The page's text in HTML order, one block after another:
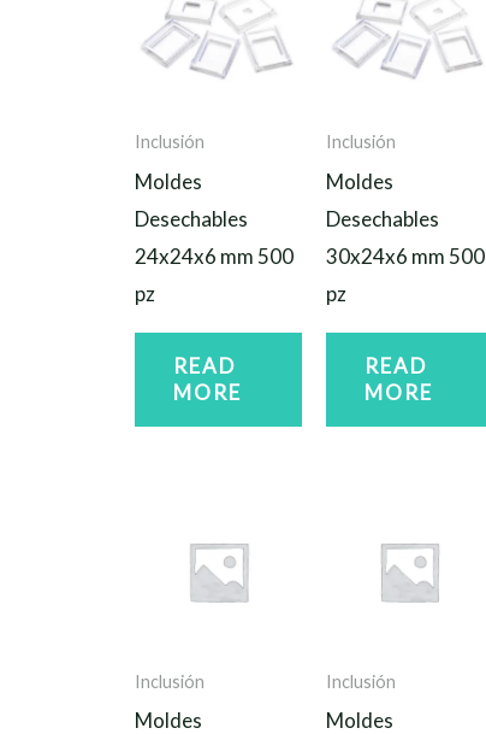
Inclusión
Moldes
Desechables
24x24x6 mm 500
pz
READ
MORE
Inclusión
Moldes
Desechables
30x24x6 mm 500
pz
READ
MORE
Inclusión
Moldes
Inclusión
Moldes